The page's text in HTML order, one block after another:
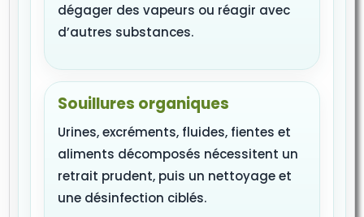
dégager des vapeurs ou réagir avec
d’autres substances.
Souillures organiques
Urines, excréments, fluides, fientes et
aliments décomposés nécessitent un
retrait prudent, puis un nettoyage et
une désinfection ciblés.